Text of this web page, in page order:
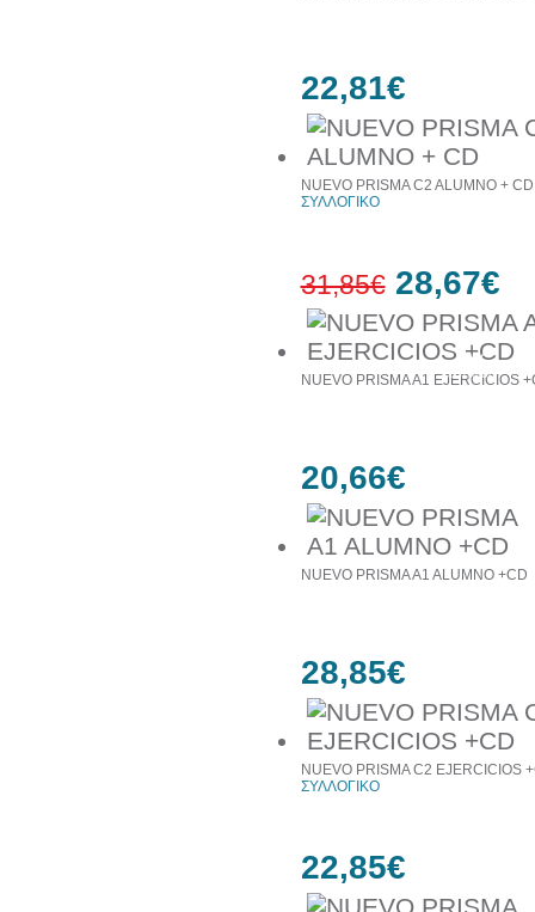
22,81€
10%
έκπτωση
NUEVO PRISMA C2 ALUMNO + CD
ΣΥΛΛΟΓΙΚΟ
31,85€ 28,67€
NUEVO PRISMA A1 EJERCICIOS
20,66€
NUEVO PRISMA A1 ALUMNO +CD
28,85€
NUEVO PRISMA C2 EJERCICIOS
ΣΥΛΛΟΓΙΚΟ
22,85€